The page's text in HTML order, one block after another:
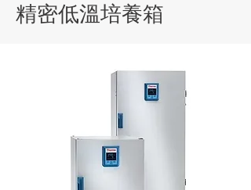
精密低溫培養箱